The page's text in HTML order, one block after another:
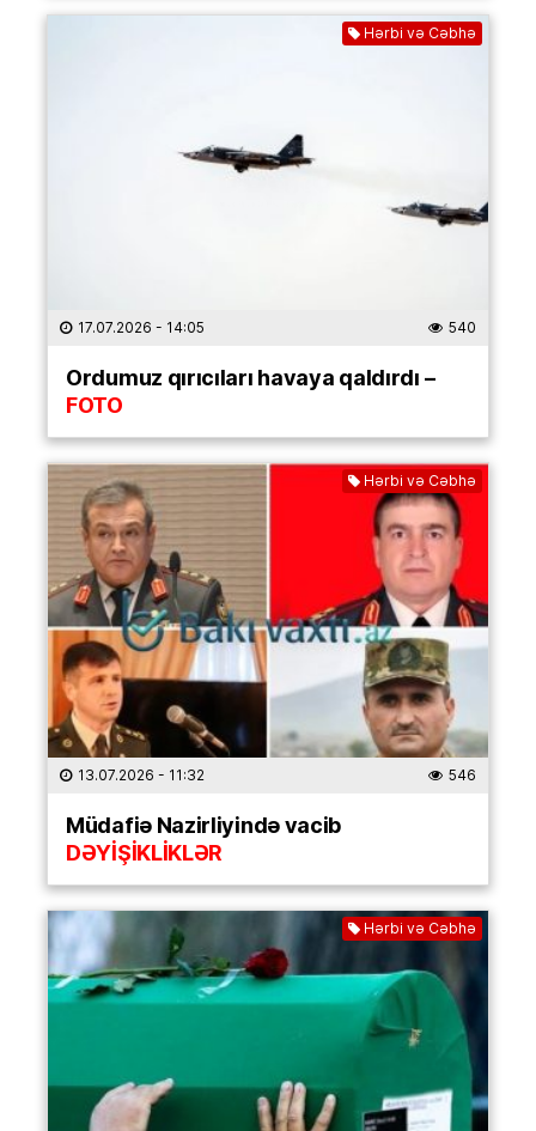
Hərbi və Cəbhə
17.07.2026 - 14:05 540
Ordumuz qırıcıları havaya qaldırdı –
FOTO
Hərbi və Cəbhə
13.07.2026 - 11:32 546
Müdafiə Nazirliyində vacib
DƏYİŞİKLİKLƏR
Hərbi və Cəbhə